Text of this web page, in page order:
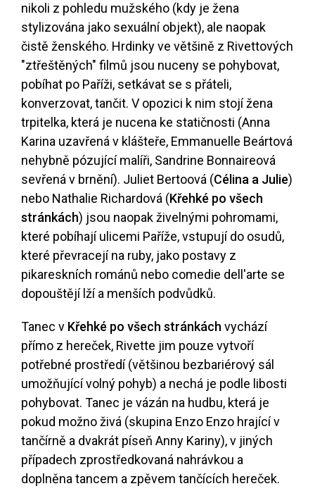
nikoli z pohledu mužského (kdy je žena
stylizována jako sexuální objekt), ale naopak
čistě ženského. Hrdinky ve většině z Rivettových
"ztřeštěných" filmů jsou nuceny se pohybovat,
pobíhat po Paříži, setkávat se s přáteli,
konverzovat, tančit. V opozici k nim stojí žena
trpitelka, která je nucena ke statičnosti (Anna
Karina uzavřená v klášteře, Emmanuelle Beártová
nehybně pózující malíři, Sandrine Bonnaireová
sevřená v brnění). Juliet Bertoová (Célina a Julie)
nebo Nathalie Richardová (Křehké po všech
stránkách) jsou naopak živelnými pohromami,
které pobíhají ulicemi Paříže, vstupují do osudů,
které převracejí na ruby, jako postavy z
pikareskních románů nebo comedie dell'arte se
dopouštějí lží a menších podvůdků.
Tanec v Křehké po všech stránkách vychází
přímo z hereček, Rivette jim pouze vytvoří
potřebné prostředí (většinou bezbariérový sál
umožňující volný pohyb) a nechá je podle libosti
pohybovat. Tanec je vázán na hudbu, která je
pokud možno živá (skupina Enzo Enzo hrající v
tančírně a dvakrát píseň Anny Kariny), v jiných
případech zprostředkovaná nahrávkou a
doplněna tancem a zpěvem tančících hereček.